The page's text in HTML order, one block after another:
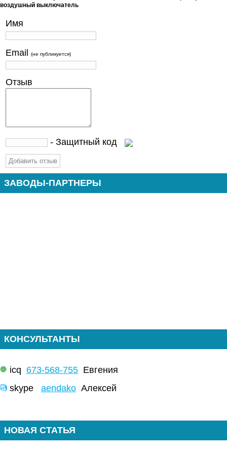
воздушный выключатель
Имя
Email (не публикуется)
Отзыв
- Защитный код
ЗАВОДЫ-ПАРТНЕРЫ
КОНСУЛЬТАНТЫ
icq 673-568-755 Евгения
skype aendako Алексей
НОВАЯ СТАТЬЯ